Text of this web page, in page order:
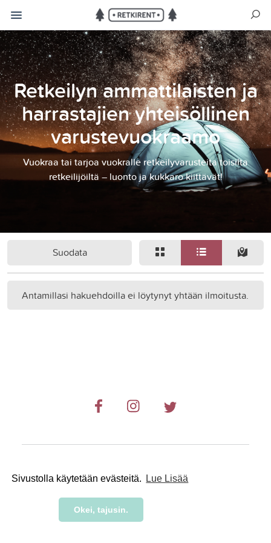
Sivustolla käytetään evästeitä. Lue Lisää
Okei, tajusin.
Retkeilyn ammattilaisten ja
harrastajien yhteisöllinen
varustevuokraamo
Vuokraa tai tarjoa vuokralle retkeilyvarusteita toisilta
retkeilijöiltä – luonto ja kukkaro kiittävät!
Suodata
Antamillasi hakuehdoilla ei löytynyt yhtään ilmoitusta.